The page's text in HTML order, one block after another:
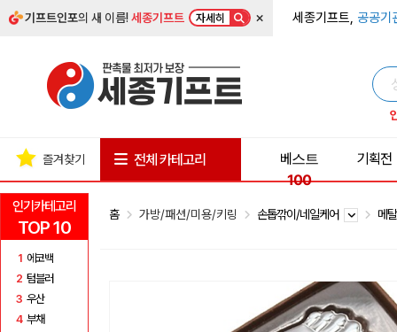
기프트인포의 새 이름!세종기프트 자세히 × 세종기프트, 공공기
인기카테고리
TOP 10
1 에코백
2 텀블러
3 우산
4 부채
즐겨찾기 전체 카테고리
베스트
100
기획전
홈 가방/패션/미용/키링 손톱깎이/네일케어 메